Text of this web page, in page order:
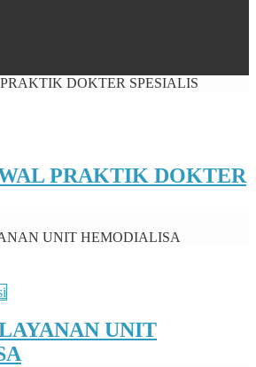
PRAKTIK DOKTER
UNIT